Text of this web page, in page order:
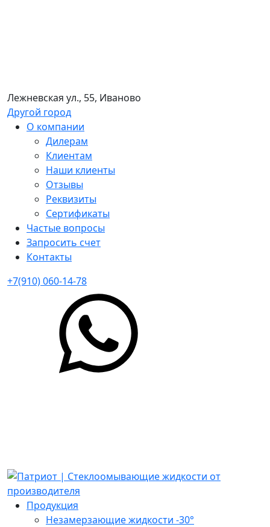
Лежневская ул., 55, Иваново
Другой город
О компании
Дилерам
Клиентам
Наши клиенты
Отзывы
Реквизиты
Сертификаты
Частые вопросы
Запросить счет
Контакты
+7(910) 060-14-78
Продукция
Незамерзающие жидкости -30°